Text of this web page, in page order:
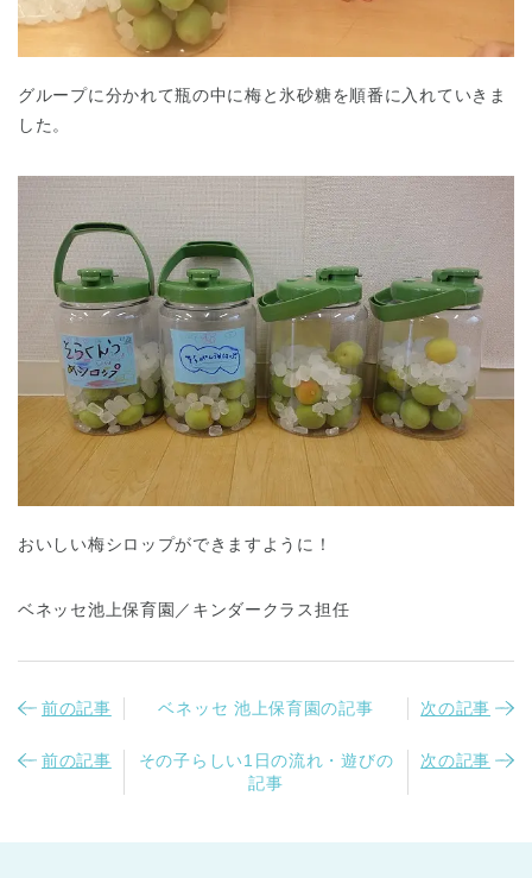
千葉県 千葉県 全域
埼玉県 埼玉県 全域
兵庫県 兵庫県 全域
グループに分かれて瓶の中に梅と氷砂糖を順番に入れていきま
した。
おいしい梅シロップができますように！
ベネッセ池上保育園／キンダークラス担任
前の記事 ベネッセ 池上保育園の記事 次の記事
前の記事
その子らしい1日の流れ・遊びの
記事
次の記事